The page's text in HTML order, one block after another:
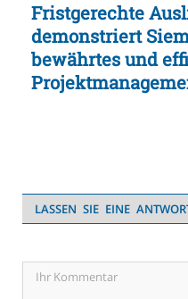
Fristgerechte
demonstriert
bewährtes und
LASSEN SIE EINE